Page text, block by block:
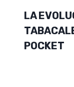
LA
POCKET